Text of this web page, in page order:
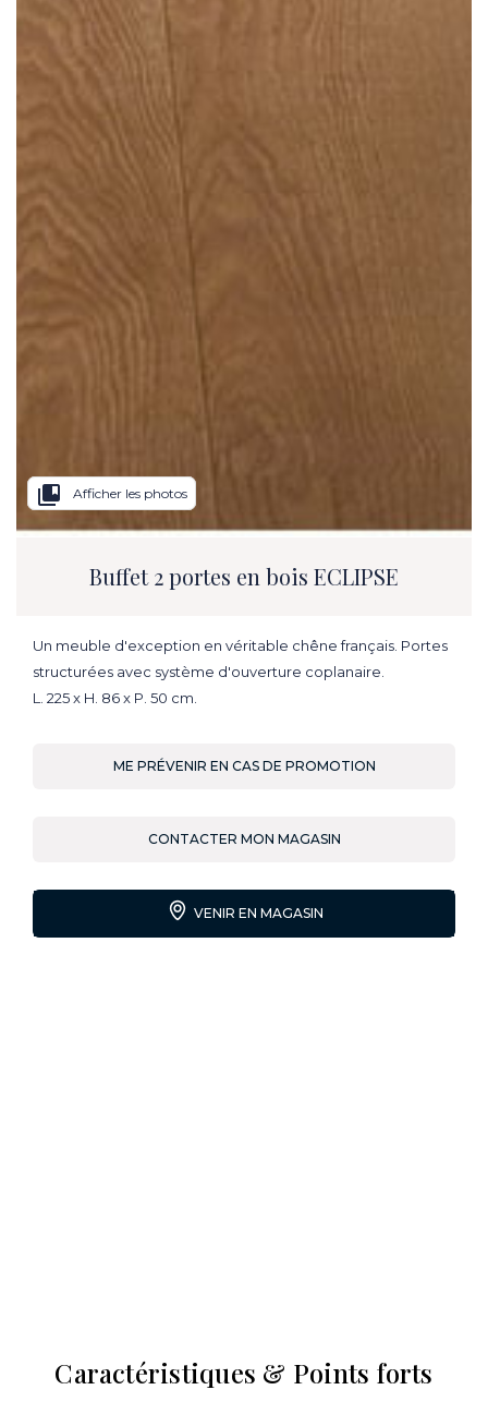
collections_bookmark Afficher les photos
Buffet 2 portes en bois ECLIPSE
Un meuble d'exception en véritable chêne français. Portes
structurées avec système d'ouverture coplanaire.
L. 225 x H. 86 x P. 50 cm.
ME PRÉVENIR EN CAS DE PROMOTION
CONTACTER MON MAGASIN
VENIR EN MAGASIN
Caractéristiques & Points forts